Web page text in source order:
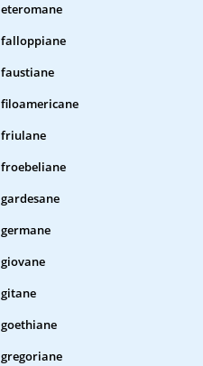
eteromane
falloppiane
faustiane
filoamericane
friulane
froebeliane
gardesane
germane
giovane
gitane
goethiane
gregoriane